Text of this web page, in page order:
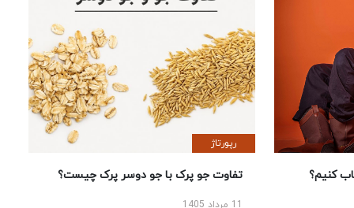
کنیم؟
رپورتاژ
تفاوت جو پرک با جو دوسر پرک چیست؟